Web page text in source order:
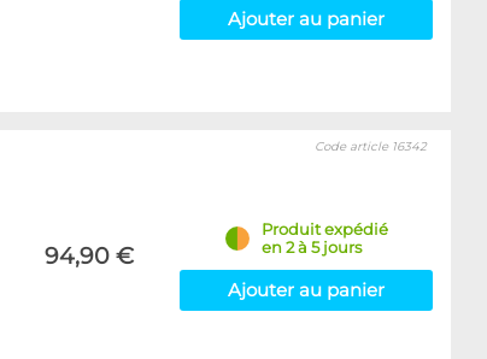
Ajouter au panier
94,90 €
Code article 16342
Produit expédié
en 2 à 5 jours
Ajouter au panier